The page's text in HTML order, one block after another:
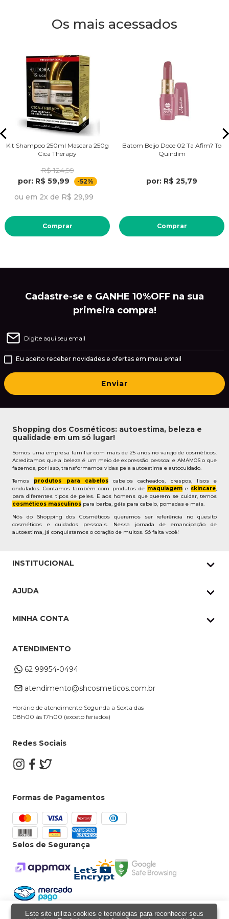
Os mais acessados
Kit Shampoo 250ml Mascara 250g
Cica Therapy
R$ 124,99
por: R$ 59,99
-52%
ou em 2x de R$ 29,99
Comprar
Batom Beijo Doce 02 Ta Afim? To
Quindim
por: R$ 25,79
Comprar
Cadastre-se e GANHE 10%OFF na sua
primeira compra!
Eu aceito receber novidades e ofertas em meu email
Enviar
Shopping dos Cosméticos: autoestima, beleza e
qualidade em um só lugar!
Somos uma empresa familiar com mais de 25 anos no varejo de cosméticos.
Acreditamos que a beleza é um meio de expressão pessoal e AMAMOS o que
fazemos, por isso, transformamos vidas pela autoestima e autocuidado.
Temos produtos para cabeloscabelos cacheados, crespos, lisos e
ondulados. Contamos também com produtos de maquiageme skincare,
para diferentes tipos de peles. E aos homens que querem se cuidar, temos
cosméticos masculinos para barba, géis para cabelo, pomadas e mais.
Nós do Shopping dos Cosméticos queremos ser referência no quesito
cosméticos e cuidados pessoais. Nessa jornada de emancipação de
autoestima, já conquistamos o coração de muitos. Só falta você!
INSTITUCIONAL
Pedidos Whatsapp
Cupons
AJUDA
Troca e Devoluções
Dúvidas Frequentes
MINHA CONTA
Alterar Cadastro
ATENDIMENTO
62 99954-0494
atendimento@shcosmeticos.com.br
Horário de atendimento Segunda a Sexta das
08h00 às 17h00 (exceto feriados)
Redes Sociais
Formas de Pagamentos
Selos de Segurança
Utilizamos cookies para oferecer a melhor
Este site utiliza cookies e tecnologias para reconhecer seus